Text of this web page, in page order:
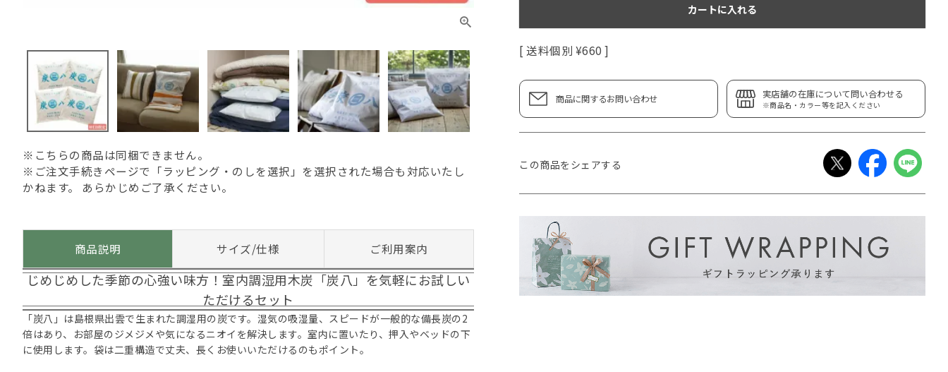
※こちらの商品は同梱できません。
※ご注文手続きページで「ラッピング・のしを選択」を選択された場合も対応いたし
かねます。 あらかじめご了承ください。
商品説明 サイズ/仕様 ご利用案内
じめじめした季節の心強い味方！室内調湿用木炭「炭八」を気軽にお試しい
ただけるセット
「炭八」は島根県出雲で生まれた調湿用の炭です。湿気の吸湿量、スピードが一般的な備長炭の2
倍はあり、お部屋のジメジメや気になるニオイを解決します。室内に置いたり、押入やベッドの下
に使用します。袋は二重構造で丈夫、長くお使いいただけるのもポイント。
カートに入れる
送料個別 ¥660
商品に関するお問い合わせ 実店舗の在庫について問い合わせる
※商品名・カラー等を記入ください
この商品をシェアする